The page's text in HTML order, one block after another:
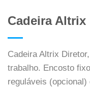
Cadeira Altrix
Cadeira Altrix
trabalho. Encosto
reguláveis